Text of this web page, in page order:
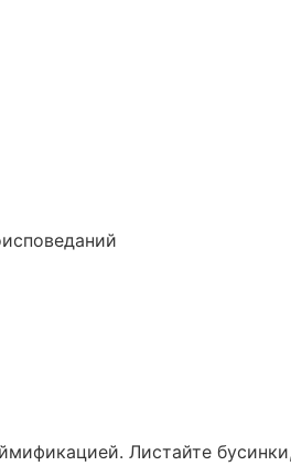
Листайте